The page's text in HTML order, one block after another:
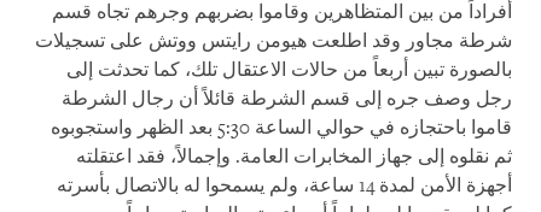
أفراداً من بين المتظاهرين وقاموا بضربهم وجرهم تجاه قسم
شرطة مجاور وقد اطلعت هيومن رايتس ووتش على تسجيلات
بالصورة تبين أربعاً من حالات الاعتقال تلك، كما تحدثت إلى
رجل وصف جره إلى قسم الشرطة قائلاً أن رجال الشرطة
قاموا باحتجازه في حوالي الساعة 5:30 بعد الظهر واستجوبوه
ثم نقلوه إلى جهاز المخابرات العامة. وإجمالاً، فقد اعتقلته
أجهزة الأمن لمدة 14 ساعة، ولم يسمحوا له بالاتصال بأسرته